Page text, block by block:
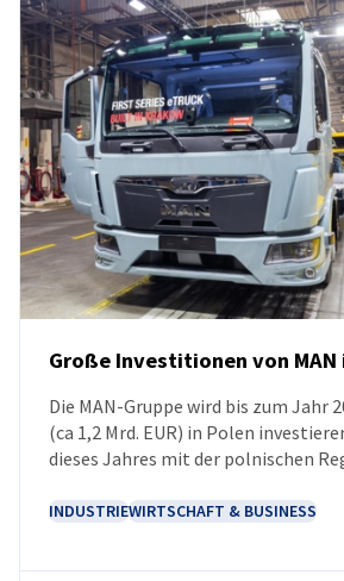
NEUIGKEITEN
Große Investitionen von MAN
Die MAN-Gruppe wird bis zum Jahr
(ca 1,2 Mrd. EUR) in Polen
dieses Jahres mit der polnischen
die Zusammenarbeit bei der
INDUSTRIEWIRTSCHAFT & BUSINESS